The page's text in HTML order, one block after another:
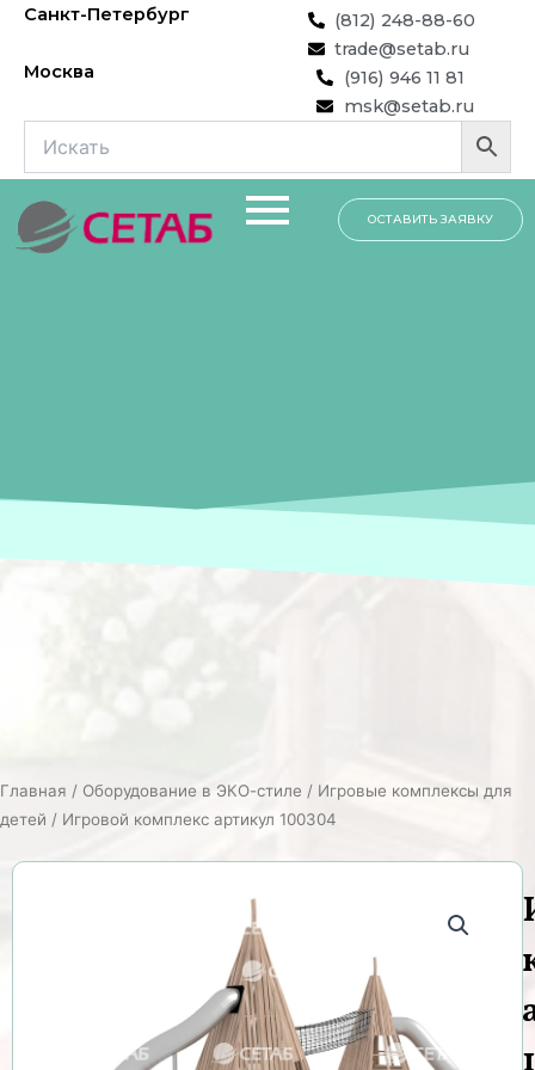
Перейти
содержимому
Санкт-Петербург
(812) 248-88-60
trade@setab.ru
Москва
(916) 946 11 81
msk@setab.ru
ОСТАВИТЬ ЗАЯВКУ
Главная / Оборудование в ЭКО-стиле / Игровые комплексы для
детей / Игровой комплекс артикул 100304